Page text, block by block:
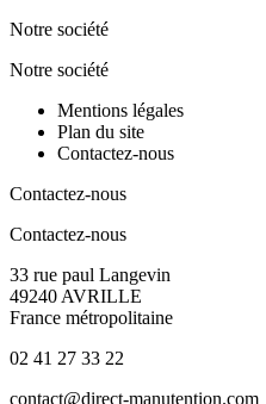
Notre société
Notre société
Mentions légales
Plan du site
Contactez-nous
Contactez-nous
Contactez-nous
33 rue paul Langevin
49240 AVRILLE
France métropolitaine
02 41 27 33 22
contact@direct-manutention.com